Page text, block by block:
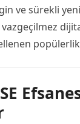
ve sürekli
listesiyle
Read more